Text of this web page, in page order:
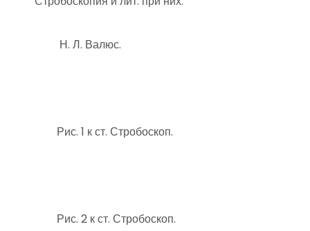
Н. Л. Валюс.
Рис. 1 к ст. Стробоскоп.
Рис. 2 к ст. Стробоскоп.